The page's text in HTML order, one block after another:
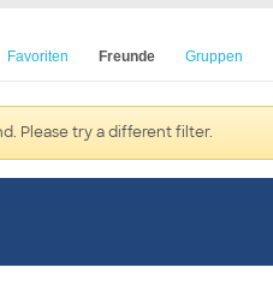
Favoriten Freunde Gruppen
Please try a different filter.